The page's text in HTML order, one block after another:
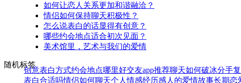
如何让恋人关系更加和谐融洽？
情侣如何保持聊天积极性？
怎么说表白的话显得有创意？
哪些约会地点适合初次见面？
美术馆里，艺术与我们的爱情
随机标签
创意表白方式约会地点哪里好交友app推荐聊天如何破冰分手
表白合适吗情侣如何聊天个人情感经历感人的爱情故事长期恋